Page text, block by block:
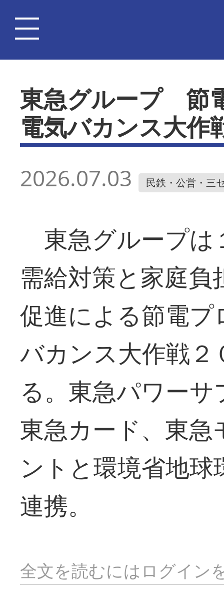
東急グループ 節
電気バカンス大作
2026.07.03 民鉄・公営・三
東急グループは
需給対策と家庭
促進による節電
バカンス大作戦
る。東急パワー
東急カード、東
ントと環境省地
連携。
全文を読むにはログイン